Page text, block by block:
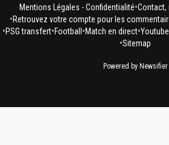
Mentions Légales - Confidentialité•Contact,
•Retrouvez votre compte pour les
•PSG transfert•Football •Match en direct•Youtube
•Sitemap
Powered by Newsifier